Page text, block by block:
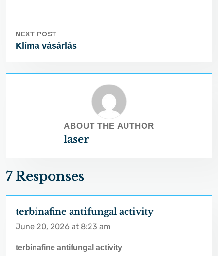
NEXT POST
Klíma vásárlás
ABOUT THE AUTHOR
laser
7 Responses
terbinafine antifungal activity
June 20, 2026 at 8:23 am
terbinafine antifungal activity